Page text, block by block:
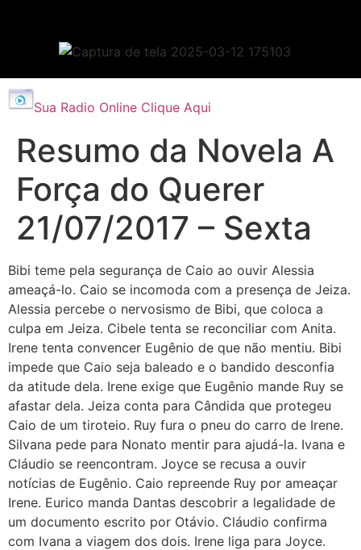
Sua Radio Online Clique Aqui
Resumo da Novela A
Força do Querer
21/07/2017 – Sexta
Bibi teme pela segurança de Caio ao ouvir Alessia
ameaçá-lo. Caio se incomoda com a presença de Jeiza.
Alessia percebe o nervosismo de Bibi, que coloca a
culpa em Jeiza. Cibele tenta se reconciliar com Anita.
Irene tenta convencer Eugênio de que não mentiu. Bibi
impede que Caio seja baleado e o bandido desconfia
da atitude dela. Irene exige que Eugênio mande Ruy se
afastar dela. Jeiza conta para Cândida que protegeu
Caio de um tiroteio. Ruy fura o pneu do carro de Irene.
Silvana pede para Nonato mentir para ajudá-la. Ivana e
Cláudio se reencontram. Joyce se recusa a ouvir
notícias de Eugênio. Caio repreende Ruy por ameaçar
Irene. Eurico manda Dantas descobrir a legalidade de
um documento escrito por Otávio. Cláudio confirma
com Ivana a viagem dos dois. Irene liga para Joyce.